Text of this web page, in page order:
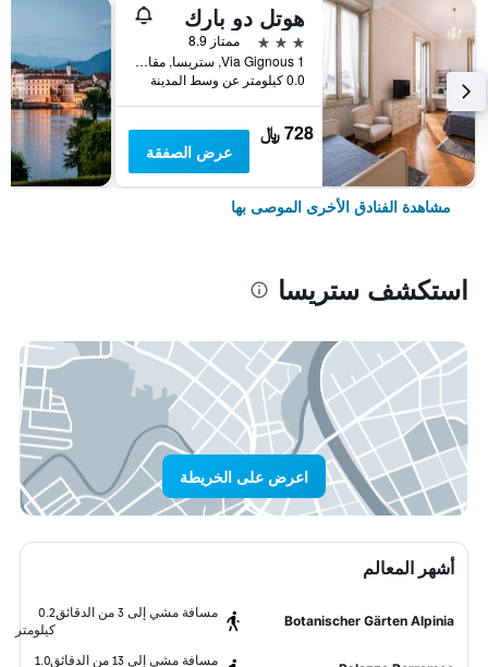
هوتل دو بارك
3 نجوم
ممتاز 8.9
Via Gignous 1, ستريسا, مقاطعة فربانو كوزيو أوسولا, إيطاليا
0.0 كيلومتر عن وسط المدينة
728 ﷼
عرض الصفقة
مشاهدة الفنادق الأخرى الموصى بها
استكشف ستريسا
اعرض على الخريطة
أشهر المعالم
Botanischer Gärten Alpinia
مسافة مشي إلى 3 من الدقائق
0.2
كيلومتر
مسافة مشي إلى 13 من الدقائق
1.0